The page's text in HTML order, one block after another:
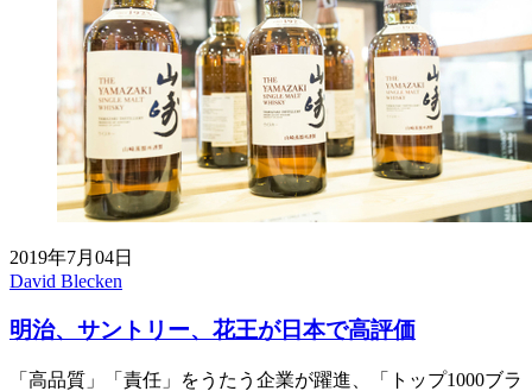
2019年7月04日
David Blecken
明治、サントリー、花王が日本で高評価
「高品質」「責任」をうたう企業が躍進、「トップ1000ブラ